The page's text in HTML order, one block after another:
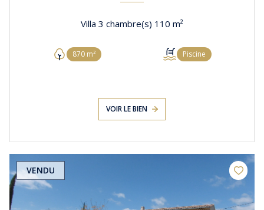
Villa 3 chambre(s) 110 m²
870 m² Piscine
VOIR LE BIEN
VENDU